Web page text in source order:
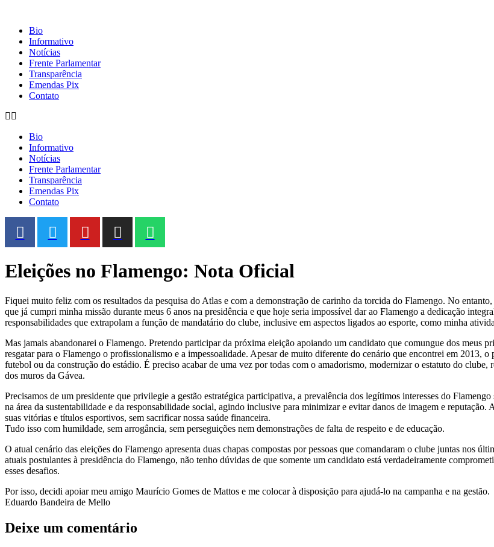
Bio
Informativo
Notícias
Frente Parlamentar
Transparência
Emendas Pix
Contato
Bio
Informativo
Notícias
Frente Parlamentar
Transparência
Emendas Pix
Contato
Eleições no Flamengo: Nota Oficial
Fiquei muito feliz com os resultados da pesquisa do Atlas e com a demonstração de carinho da torcida do Flamengo. No
que já cumpri minha missão durante meus 6 anos na presidência e que hoje seria impossível dar ao Flamengo a dedicação
responsabilidades que extrapolam a função de mandatário do clube, inclusive em aspectos ligados ao esporte, como minha
Mas jamais abandonarei o Flamengo. Pretendo participar da próxima eleição apoiando um candidato que comungue dos meus
resgatar para o Flamengo o profissionalismo e a impessoalidade. Apesar de muito diferente do cenário que encontrei em 2013,
futebol ou da construção do estádio. É preciso acabar de uma vez por todas com o amadorismo, modernizar o estatuto do
dos muros da Gávea.
Precisamos de um presidente que privilegie a gestão estratégica participativa, a prevalência dos legítimos interesses do
na área da sustentabilidade e da responsabilidade social, agindo inclusive para minimizar e evitar danos de imagem e
suas vitórias e títulos esportivos, sem sacrificar nossa saúde financeira.
Tudo isso com humildade, sem arrogância, sem perseguições nem demonstrações de falta de respeito e de educação.
O atual cenário das eleições do Flamengo apresenta duas chapas compostas por pessoas que comandaram o clube juntas nos
atuais postulantes à presidência do Flamengo, não tenho dúvidas de que somente um candidato está verdadeiramente
esses desafios.
Por isso, decidi apoiar meu amigo Maurício Gomes de Mattos e me colocar à disposição para ajudá-lo na campanha e na gestão.
Eduardo Bandeira de Mello
Deixe um comentário